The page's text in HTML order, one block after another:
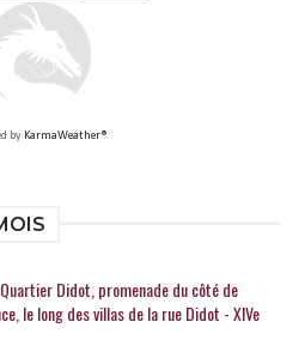
by KarmaWeather®
Didot, promenade du côté de
le long des villas de la rue Didot - XIVe